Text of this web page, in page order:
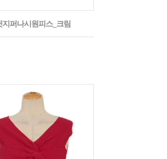
지퍼나시원피스_크림